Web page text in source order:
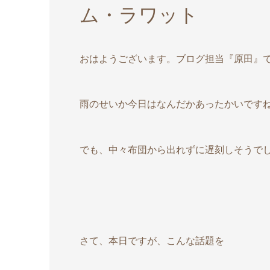
ム・ラワット
おはようございます。ブログ担当『原田』で
雨のせいか今日はなんだかあったかいです
でも、中々布団から出れずに遅刻しそうで
さて、本日ですが、こんな話題を